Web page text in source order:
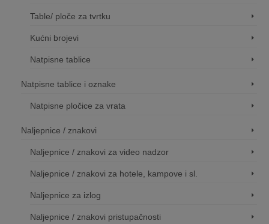
Table/ ploče za tvrtku
Kućni brojevi
Natpisne tablice
Natpisne tablice i oznake
Natpisne pločice za vrata
Naljepnice / znakovi
Naljepnice / znakovi za video nadzor
Naljepnice / znakovi za hotele, kampove i sl.
Naljepnice za izlog
Naljepnice / znakovi pristupačnosti